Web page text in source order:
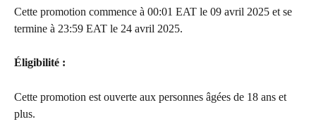
Cette promotion commence à 00:01 EAT le 09 avril 2025 et se
termine à 23:59 EAT le 24 avril 2025.
Éligibilité :
Cette promotion est ouverte aux personnes âgées de 18 ans et
plus.